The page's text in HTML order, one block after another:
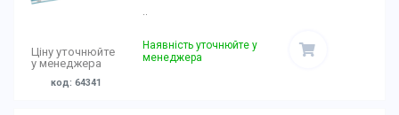
Ціну уточнюйте
у менеджера
код: 64341
Наявність уточнюйте у
менеджера